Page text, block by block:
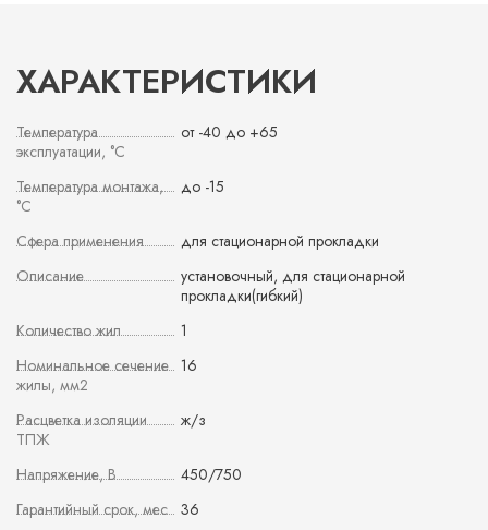
ХАРАКТЕРИСТИКИ
Температура
эксплуатации, °С
от -40 до +65
Температура монтажа,
°С
до -15
Сфера применения
для стационарной прокладки
Описание
установочный, для стационарной
прокладки(гибкий)
Количество жил
1
Номинальное сечение
жилы, мм2
16
Расцветка изоляции
ТПЖ
ж/з
Напряжение, В
450/750
Гарантийный срок, мес 36